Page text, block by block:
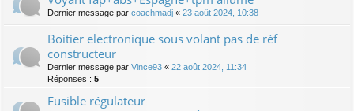
Dernier message par coachmadj « 23 août 2024, 10:38
Boitier electronique sous volant pas de réf
constructeur
Dernier message par Vince93 « 22 août 2024, 11:34
Réponses : 5
Fusible régulateur